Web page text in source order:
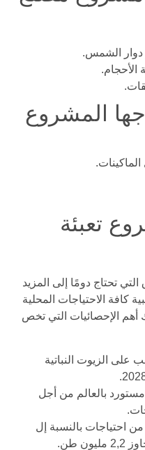
دوار الشمس.
الأحجام.
المشروع
تعبئة
تحتاج دومًا إلى المزيد
كافة الاحتياجات المحلية
أهم الإحصائيات التي تخص
على الزيوت النباتية
السعودية تعتبر من أكبر 20 مستورد بالعالم من أجل
أكثر من 90% من احتياجات بالنسبة إل
طن.